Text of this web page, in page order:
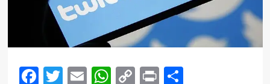
Facebook
Twitter
EmailWhatsApp
Copy
PrintShare